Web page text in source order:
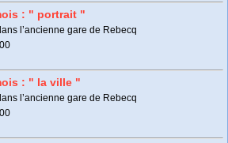
: " portrait "
l’ancienne gare de Rebecq
: " la ville "
l’ancienne gare de Rebecq